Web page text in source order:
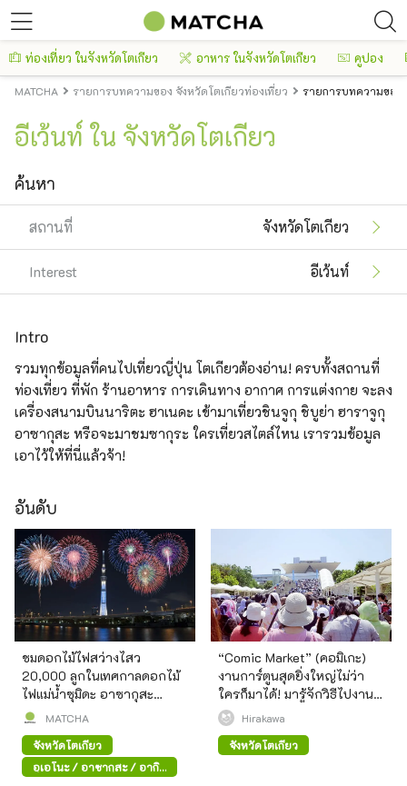
ท่องเที่ยว ในจังหวัดโตเกียว อาหาร ในจังหวัดโตเกียว คูปอง
MATCHA รายการบทความของ จังหวัดโตเกียวท่องเที่ยว รายการบทความของ
อีเว้นท์ ใน จังหวัดโตเกียว
ค้นหา
สถานที่ จังหวัดโตเกียว
Interest อีเว้นท์
Intro
รวมทุกข้อมูลที่คนไปเที่ยวญี่ปุ่น โตเกียวต้องอ่าน! ครบทั้งสถานที่
ท่องเที่ยว ที่พัก ร้านอาหาร การเดินทาง อากาศ การแต่งกาย จะลง
เครื่องสนามบินนาริตะ ฮาเนดะ เข้ามาเที่ยวชินจูกุ ชิบูย่า ฮาราจูกุ
อาซากุสะ หรือจะมาชมซากุระ ใครเที่ยวสไตล์ไหน เรารวมข้อมูล
เอาไว้ให้ที่นี่แล้วจ้า!
อันดับ
ชมดอกไม้ไฟสว่างไสว
20,000 ลูกในเทศกาลดอกไม้
ไฟแม่น้ำซุมิดะ อาซากุสะ
(Sumida Fireworks Festival,
MATCHA
จังหวัดโตเกียว
อุเอโนะ / อาซากุสะ / อากิ
ฮาบาระ
“Comic Market” (คอมิเกะ)
งานการ์ตูนสุดยิ่งใหญ่ไม่ว่า
ใครก็มาได้! มารู้จักวิธีไปงาน
พื้นฐานกันHirakawa
จังหวัดโตเกียว